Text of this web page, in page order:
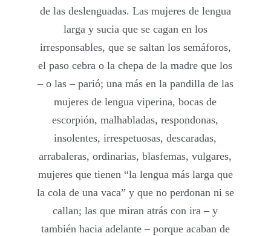
de las deslenguadas. Las mujeres de lengua
larga y sucia que se cagan en los
irresponsables, que se saltan los semáforos,
el paso cebra o la chepa de la madre que los
– o las – parió; una más en la pandilla de las
mujeres de lengua viperina, bocas de
escorpión, malhabladas, respondonas,
insolentes, irrespetuosas, descaradas,
arrabaleras, ordinarias, blasfemas, vulgares,
mujeres que tienen “la lengua más larga que
la cola de una vaca” y que no perdonan ni se
callan; las que miran atrás con ira – y
también hacia adelante – porque acaban de